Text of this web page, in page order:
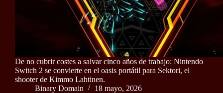
De no cubrir costes a salvar cinco años de trabajo: Nintendo
Switch 2 se convierte en el oasis portátil para Sektori, el
shooter de Kimmo Lahtinen.
Binary Domain
18 mayo, 2026